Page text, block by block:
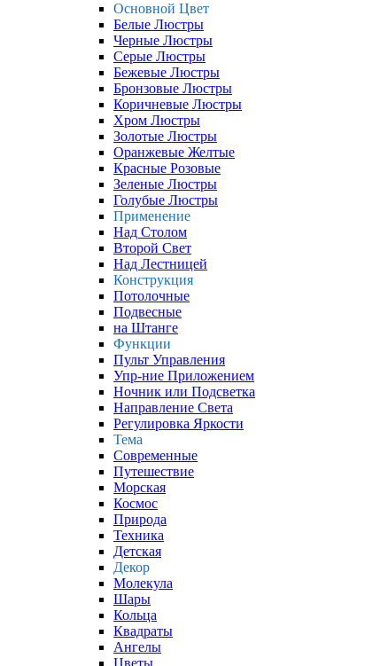
Основной Цвет
Белые Люстры
Черные Люстры
Серые Люстры
Бежевые Люстры
Бронзовые Люстры
Коричневые Люстры
Хром Люстры
Золотые Люстры
Оранжевые Желтые
Красные Розовые
Зеленые Люстры
Голубые Люстры
Применение
Над Столом
Второй Свет
Над Лестницей
Конструкция
Потолочные
Подвесные
на Штанге
Функции
Пульт Управления
Упр-ние Приложением
Ночник или Подсветка
Направление Света
Регулировка Яркости
Тема
Современные
Путешествие
Морская
Космос
Природа
Техника
Детская
Декор
Молекула
Шары
Кольца
Квадраты
Ангелы
Цветы